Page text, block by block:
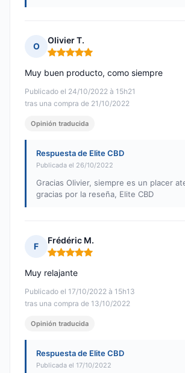
O
Olivier T.
Nota: 5 de 5
Publicado el 24/10/2022 à 15h21
tras una compra de 21/10/2022
Muy buen producto, como siempre
Opinión traducida
Respuesta de Elite CBD
Publicada el 26/10/2022
Gracias Olivier, siempre es un placer
gracias por la reseña, Elite CBD
F
Frédéric M.
Nota: 5 de 5
Publicado el 17/10/2022 à 15h13
tras una compra de 13/10/2022
Muy relajante
Opinión traducida
Respuesta de Elite CBD
Publicada el 17/10/2022